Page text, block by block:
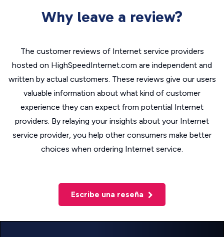
Why leave a review?
The customer reviews of Internet service providers
hosted on HighSpeedInternet.com are independent and
written by actual customers. These reviews give our users
valuable information about what kind of customer
experience they can expect from potential Internet
providers. By relaying your insights about your Internet
service provider, you help other consumers make better
choices when ordering Internet service.
Escribe una reseña